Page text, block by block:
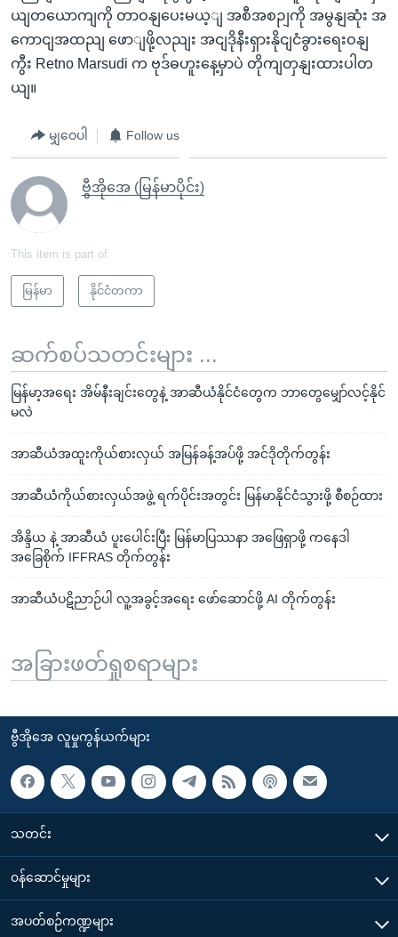
ယျတယောကျကို တာဝနျပေးမယ့ျ အစီအစဉျကို အမွနျဆုံး အ
ကောငျအထညျ ဖောျဖို့လညျး အငျဒိုနီးရှားနိုငျငံခွားရေးဝနျ
ကွီး Retno Marsudi က ဗုဒ်ဓဟူးနေ့မှာပဲ တိုကျတှနျးထားပါတ
ယျ။
မျှဝေပါ Follow us
ဗွီအိုအေ (မြန်မာပိုင်း)
This item is part of
မြန်မာ နိုင်ငံတကာ
ဆက်စပ်သတင်းများ ...
မြန်မာ့အရေး အိမ်နီးချင်းတွေနဲ့ အာဆီယံနိုင်ငံတွေက ဘာတွေမျှော်လင့်နိုင်
မလဲ
အာဆီယံအထူးကိုယ်စားလှယ် အမြန်ခန့်အပ်ဖို့ အင်ဒိုတိုက်တွန်း
အာဆီယံကိုယ်စားလှယ်အဖွဲ့ ရက်ပိုင်းအတွင်း မြန်မာနိုင်ငံသွားဖို့ စီစဉ်ထား
အိန္ဒိယ နဲ့ အာဆီယံ ပူးပေါင်းပြီး မြန်မာပြဿနာ အဖြေရှာဖို့ ကနေဒါ
အခြေစိုက် IFFRAS တိုက်တွန်း
အာဆီယံပဋိညာဉ်ပါ လူ့အခွင့်အရေး ဖော်ဆောင်ဖို့ AI တိုက်တွန်း
အခြားဖတ်ရှုစရာများ
ဗွီအိုအေ လူမှုကွန်ယက်များ
သတင်း
၀န်ဆောင်မှုများ
အပတ်စဉ်ကဏ္ဍများ